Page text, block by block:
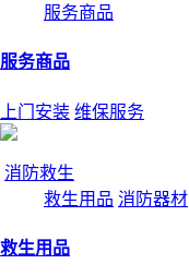
服务商品
服务商品
上门安装 维保服务
消防救生
救生用品 消防器材
救生用品